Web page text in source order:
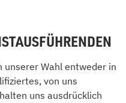
unserer Wahl entweder in
von uns
uns ausdrücklich